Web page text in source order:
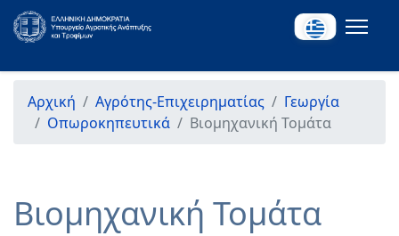
Αρχική Αγρότης-Επιχειρηματίας
Γεωργία
Οπωροκηπευτικά
Βιομηχανική Τομάτα
Βιομηχανική Τομάτα